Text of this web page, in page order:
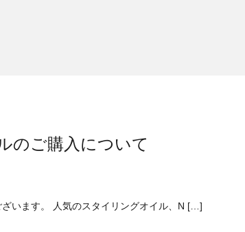
のご購入について
います。 人気のスタイリングオイル、N […]